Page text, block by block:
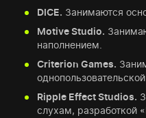
DICE. Занимаются
Motive Studio.
наполнением.
Criterion Games.
Ripple Effect Studios.
слухам, разработкой